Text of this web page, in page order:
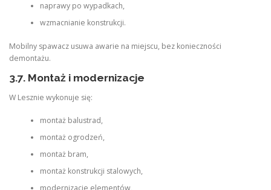
naprawy po wypadkach,
wzmacnianie konstrukcji.
Mobilny spawacz usuwa awarie na miejscu, bez konieczności
demontażu.
3.7. Montaż i modernizacje
W Lesznie wykonuje się:
montaż balustrad,
montaż ogrodzeń,
montaż bram,
montaż konstrukcji stalowych,